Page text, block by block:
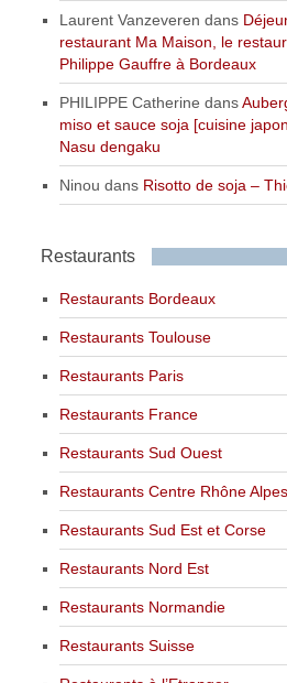
Laurent Vanzeveren dans
restaurant Ma Maison, le
Philippe Gauffre à Bordeaux
PHILIPPE Catherine dans
miso et sauce soja [cuisine
Nasu dengaku
Ninou dans Risotto de soja –
Restaurants
Restaurants Bordeaux
Restaurants Toulouse
Restaurants Paris
Restaurants France
Restaurants Sud Ouest
Restaurants Centre Rhône Alpes
Restaurants Sud Est et Corse
Restaurants Nord Est
Restaurants Normandie
Restaurants Suisse